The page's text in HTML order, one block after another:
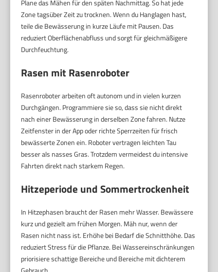
Plane das Mähen für den späten Nachmittag. So hat jede
Zone tagsüber Zeit zu trocknen. Wenn du Hanglagen hast,
teile die Bewässerung in kurze Läufe mit Pausen. Das
reduziert Oberflächenabfluss und sorgt für gleichmäßigere
Durchfeuchtung.
Rasen mit Rasenroboter
Rasenroboter arbeiten oft autonom und in vielen kurzen
Durchgängen. Programmiere sie so, dass sie nicht direkt
nach einer Bewässerung in derselben Zone fahren. Nutze
Zeitfenster in der App oder richte Sperrzeiten für frisch
bewässerte Zonen ein. Roboter vertragen leichten Tau
besser als nasses Gras. Trotzdem vermeidest du intensive
Fahrten direkt nach starkem Regen.
Hitzeperiode und Sommertrockenheit
In Hitzephasen braucht der Rasen mehr Wasser. Bewässere
kurz und gezielt am frühen Morgen. Mäh nur, wenn der
Rasen nicht nass ist. Erhöhe bei Bedarf die Schnitthöhe. Das
reduziert Stress für die Pflanze. Bei Wassereinschränkungen
priorisiere schattige Bereiche und Bereiche mit dichterem